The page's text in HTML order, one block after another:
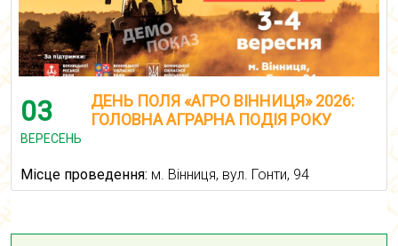
03
ВЕРЕСЕНЬ
ДЕНЬ ПОЛЯ «АГРО ВІННИЦЯ» 2026:
ГОЛОВНА АГРАРНА ПОДІЯ РОКУ
Місце проведення: м. Вінниця, вул. Гонти, 94